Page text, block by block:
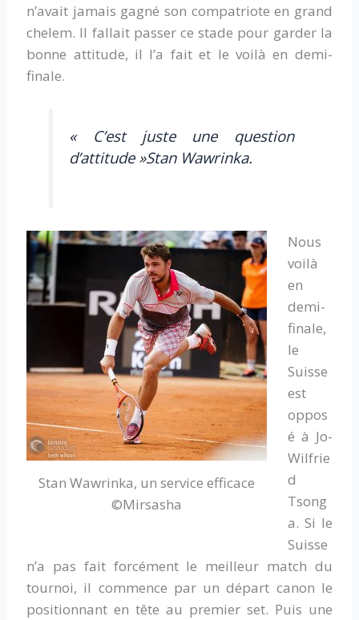
n’avait jamais gagné son compatriote en grand
chelem. Il fallait passer ce stade pour garder la
bonne attitude, il l’a fait et le voilà en demi-
finale.
« C’est juste une question
d’attitude »Stan Wawrinka.
Stan Wawrinka, un service efficace
©Mirsasha
Nous
voilà
en
demi-
finale,
le
Suisse
est
oppos
é à Jo-
Wilfrie
d
Tsong
a. Si le
Suisse
n’a pas fait forcément le meilleur match du
tournoi, il commence par un départ canon le
positionnant en tête au premier set. Puis une